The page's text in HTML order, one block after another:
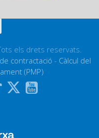
els drets reservats.
contractació - Càlcul del
(PMP)